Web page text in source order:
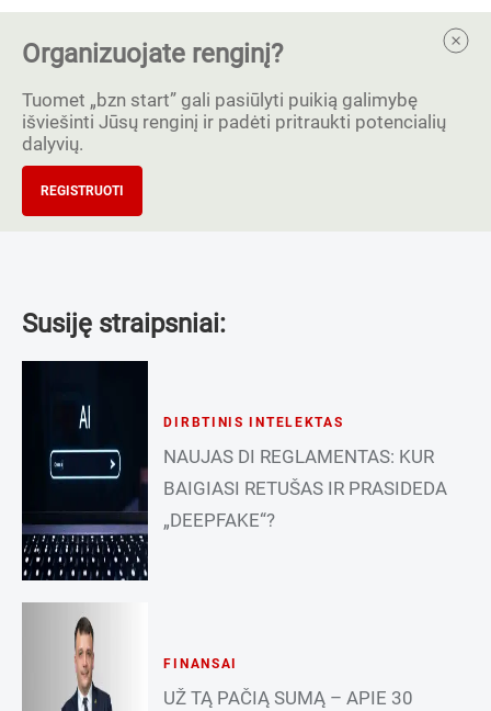
Organizuojate renginį?
Tuomet „bzn start” gali pasiūlyti puikią galimybę
išviešinti Jūsų renginį ir padėti pritraukti potencialių
dalyvių.
REGISTRUOTI
Susiję straipsniai:
DIRBTINIS INTELEKTAS
NAUJAS DI REGLAMENTAS: KUR
BAIGIASI RETUŠAS IR PRASIDEDA
„DEEPFAKE“?
FINANSAI
UŽ TĄ PAČIĄ SUMĄ – APIE 30